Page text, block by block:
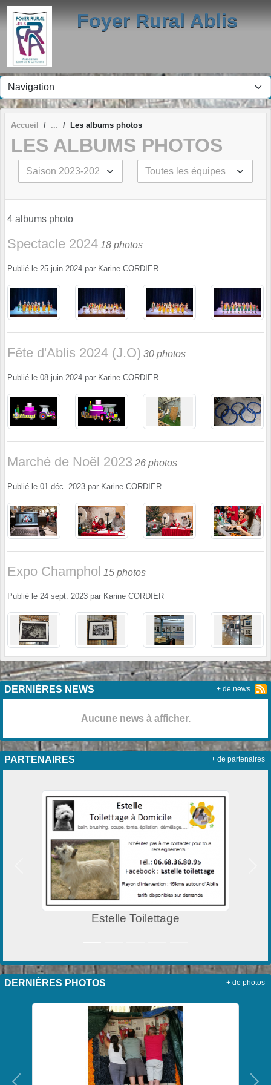
Foyer Rural Ablis
Accueil Les albums photos
LES ALBUMS PHOTOS
4 albums photo
Spectacle 2024 18 photos
Publié le 25 juin 2024 par Karine CORDIER
Fête d'Ablis 2024 (J.O) 30 photos
Publié le 08 juin 2024 par Karine CORDIER
Marché de Noël 2023 26 photos
Publié le 01 déc. 2023 par Karine CORDIER
Expo Champhol 15 photos
Publié le 24 sept. 2023 par Karine CORDIER
DERNIÈRES NEWS
Aucune news à afficher.
+ de news
PARTENAIRES
Estelle Toilettage
Précedent
+ de partenaires
DERNIÈRES PHOTOS + de photos
Panneau de gestion des cookies